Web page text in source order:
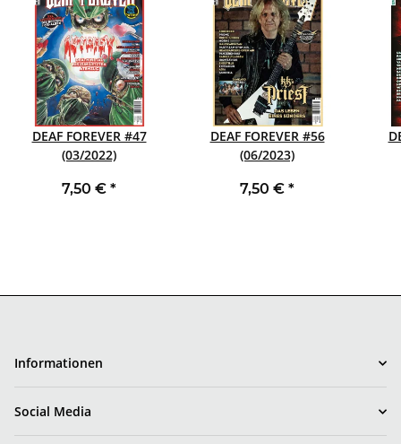
DEAF FOREVER #47
(03/2022)
7,50 € *
DEAF FOREVER #56
(06/2023)
7,50 € *
Informationen
Social Media